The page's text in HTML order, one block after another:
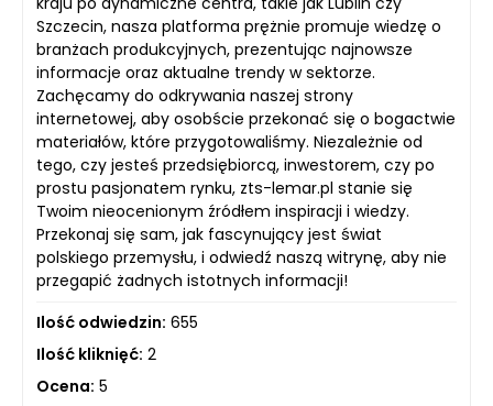
Szczecin, nasza platforma prężnie promuje wiedzę o
branżach produkcyjnych, prezentując najnowsze
informacje oraz aktualne trendy w sektorze.
Zachęcamy do odkrywania naszej strony
internetowej, aby osobście przekonać się o bogactwie
materiałów, które przygotowaliśmy. Niezależnie od
tego, czy jesteś przedsiębiorcą, inwestorem, czy po
prostu pasjonatem rynku, zts-lemar.pl stanie się
Twoim nieocenionym źródłem inspiracji i wiedzy.
Przekonaj się sam, jak fascynujący jest świat
polskiego przemysłu, i odwiedź naszą witrynę, aby nie
przegapić żadnych istotnych informacji!
Ilość odwiedzin: 655
Ilość kliknięć: 2
Ocena: 5